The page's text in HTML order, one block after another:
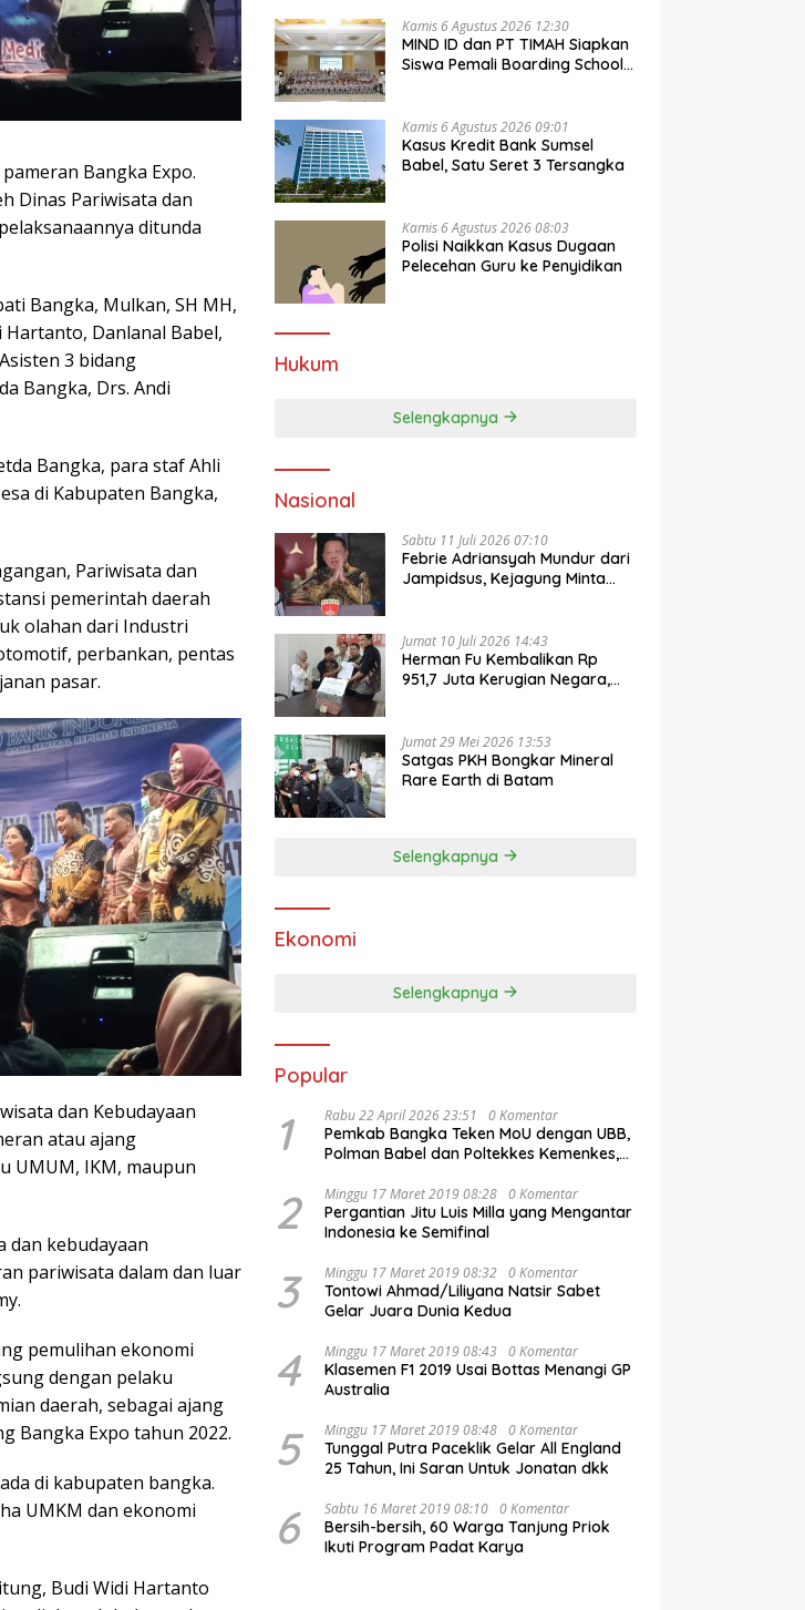
Bangka Expo.
Dinas Pariwisata dan
ditunda
Bangka, Mulkan, SH MH,
Danlanal Babel,
3 bidang
Bangka, Drs. Andi
Bangka, para staf Ahli
di Kabupaten Bangka,
Pariwisata dan
pemerintah daerah
olahan dari Industri
perbankan, pentas
pasar.
dan Kebudayaan
atau ajang
UMUM, IKM, maupun
dan kebudayaan
pariwisata dalam dan luar
pemulihan ekonomi
dengan pelaku
daerah, sebagai ajang
Bangka Expo tahun 2022.
di kabupaten bangka.
UMKM dan ekonomi
Budi Widi Hartanto
Kamis 6 Agustus 2026 12:30
MIND ID dan PT TIMAH Siapkan
Siswa Pemali Boarding School
Kamis 6 Agustus 2026 09:01
Kasus Kredit Bank Sumsel
Babel, Satu Seret 3 Tersangka
Kamis 6 Agustus 2026 08:03
Polisi Naikkan Kasus Dugaan
Pelecehan Guru ke Penyidikan
Hukum
Selengkapnya
Nasional
Sabtu 11 Juli 2026 07:10
Febrie Adriansyah Mundur dari
Jampidsus, Kejagung Minta
Jumat 10 Juli 2026 14:43
Herman Fu Kembalikan Rp
951,7 Juta Kerugian Negara,
Jumat 29 Mei 2026 13:53
Satgas PKH Bongkar Mineral
Selengkapnya
Ekonomi
Selengkapnya
Popular
1 Rabu 22 April 2026 23:51 0 Komentar
Pemkab Bangka Teken MoU dengan UBB,
Polman Babel dan Poltekkes Kemenkes,
2 Minggu 17 Maret 2019 08:28 0 Komentar
Pergantian Jitu Luis Milla yang Mengantar
Indonesia ke Semifinal
3 Minggu 17 Maret 2019 08:32 0 Komentar
Tontowi Ahmad/Liliyana Natsir Sabet
Gelar Juara Dunia Kedua
4 Minggu 17 Maret 2019 08:43 0 Komentar
Klasemen F1 2019 Usai Bottas Menangi GP
Australia
5 Minggu 17 Maret 2019 08:48 0 Komentar
Tunggal Putra Paceklik Gelar All England
25 Tahun, Ini Saran Untuk Jonatan dkk
6 Sabtu 16 Maret 2019 08:10 0 Komentar
Bersih-bersih, 60 Warga Tanjung Priok
Ikuti Program Padat Karya